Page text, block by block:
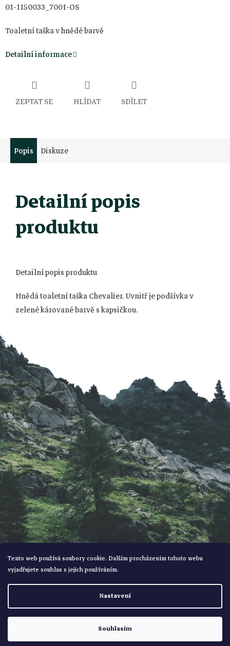
Tento web používá soubory cookie. Dalším procházením tohoto webu
vyjadřujete souhlas s jejich používáním.
Nastavení
Souhlasím
01-1150033_7001-OS
Toaletní taška v hnědé barvě
Detailní informace
ZEPTAT SE HLÍDAT SDÍLET
Popis Diskuze
Detailní popis
produktu
Detailní popis produktu
Hnědá toaletní taška Chevalier. Uvnitř je podšívka v
zelené kárované barvě s kapsičkou.
á
p
a
t
í
Vytvořil Shoptet
Bohemialov. Všechna práva vyhrazena.